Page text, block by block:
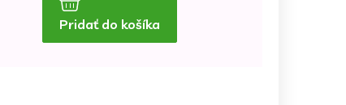
Pridať do košíka